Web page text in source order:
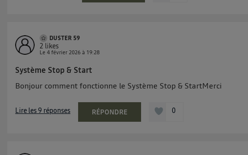
DUSTER 59
2 likes
Le4 février 2026 à 19:28
Système Stop & Start
Bonjour comment fonctionne le Système Stop & StartMerci
Lire les 9 réponses RÉPONDRE 0